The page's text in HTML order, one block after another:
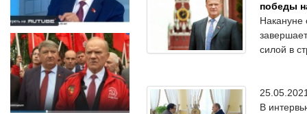
победы
Накануне
силой в
В